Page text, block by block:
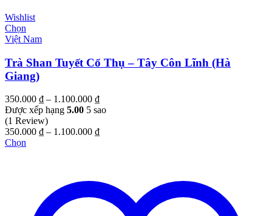
Wishlist
Chọn
Việt Nam
Trà Shan Tuyết Cổ Thụ – Tây Côn Lĩnh (Hà
Giang)
350.000 ₫ – 1.100.000 ₫Khoảng
giá:
350.000 ₫
Được xếp hạng 5.00 5 sao
(1 Review)
350.000 ₫ – 1.100.000 ₫Khoảng
1.100.000 ₫
Chọn